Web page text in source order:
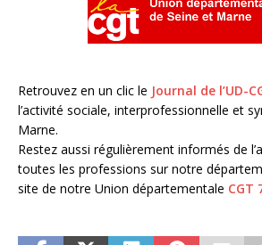
Retrouvez en un clic le Journal de l’UD-
l’activité sociale, interprofessionnelle et
Marne.
Restez aussi régulièrement informés de
toutes les professions sur notre
site de notre Union départementale CGT